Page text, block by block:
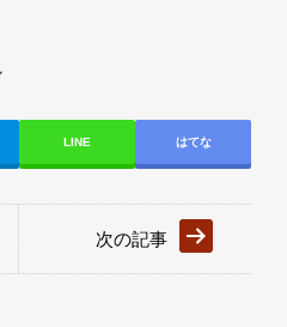
LINE はてな
次の記事